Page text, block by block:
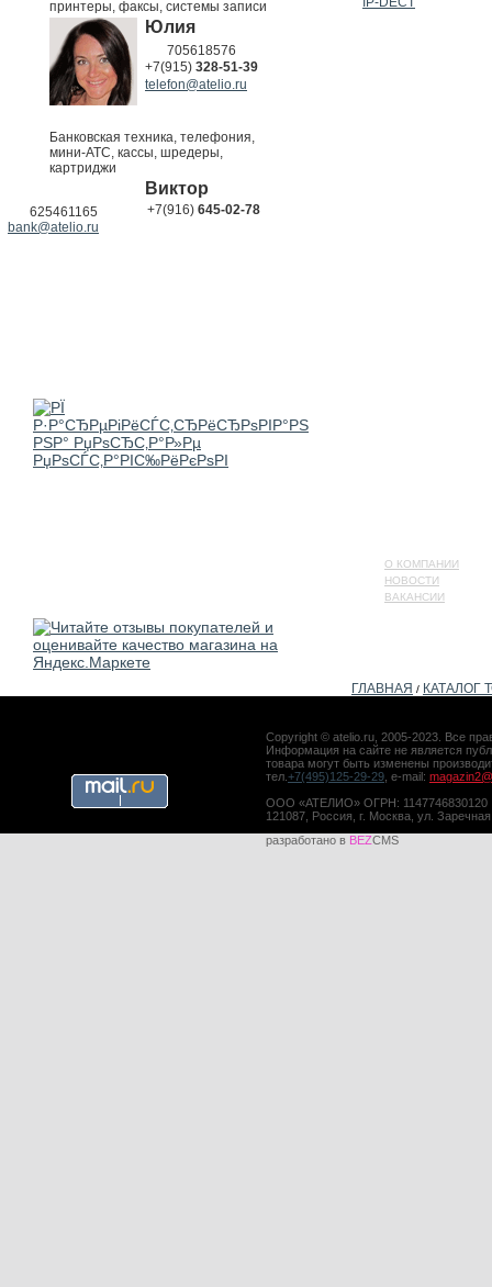
принтеры, факсы, системы записи
Юлия
705618576
+7(915) 328-51-39
telefon@atelio.ru
Банковская техника, телефония,
мини-АТС, кассы, шредеры,
картриджи
Виктор
625461165 +7(916) 645-02-78
bank@atelio.ru
О КОМПАНИИ
НОВОСТИ
ВАКАНСИИ
ГЛАВНАЯ / КАТАЛОГ
Copyright © atelio.ru, 2005-2023. Все
Информация на сайте не является
товара могут быть изменены
тел. +7(495)125-29-29 , e-mail:
ООО «АТЕЛИО» ОГРН: 1147746830120
121087, Россия, г. Москва, ул.
разработано в BEZCMS